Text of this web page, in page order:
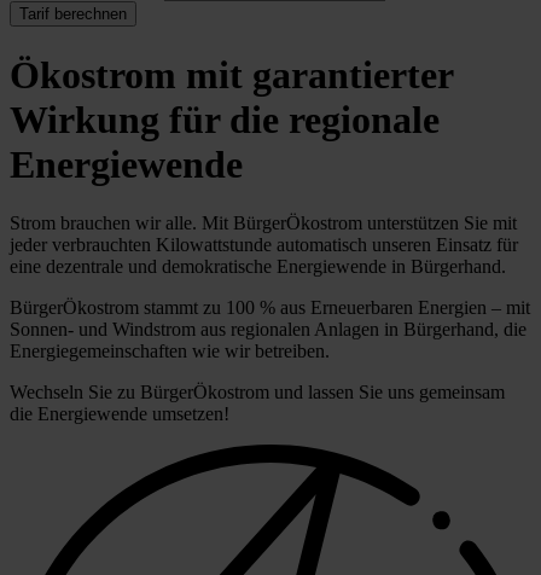
Tarif berechnen
Ökostrom mit garantierter
Wirkung für die regionale
Energiewende
Strom brauchen wir alle. Mit BürgerÖkostrom unterstützen Sie mit
jeder verbrauchten Kilowattstunde automatisch unseren Einsatz für
eine dezentrale und demokratische Energiewende in Bürgerhand.
BürgerÖkostrom stammt zu 100 % aus Erneuerbaren Energien – mit
Sonnen- und Windstrom aus regionalen Anlagen in Bürgerhand, die
Energiegemeinschaften wie wir betreiben.
Wechseln Sie zu BürgerÖkostrom und lassen Sie uns gemeinsam
die Energiewende umsetzen!